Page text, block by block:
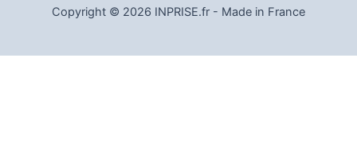
Copyright © 2026 INPRISE.fr - Made in France